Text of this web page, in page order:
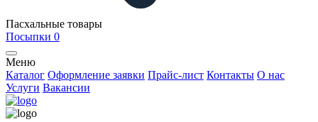
Пасхальные товары
Посыпки 0
Меню
Каталог Оформление заявки Прайс-лист Контакты О нас
Услуги Вакансии